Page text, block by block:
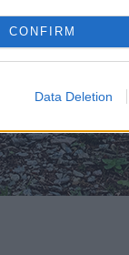
CONFIRM
Data Deletion